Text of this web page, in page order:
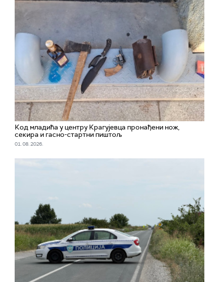
Код младића у центру Крагујевца пронађени нож,
секира и гасно-стартни пиштољ
01. 08. 2026.